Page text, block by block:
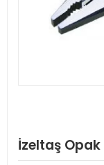
İzeltaş Opak